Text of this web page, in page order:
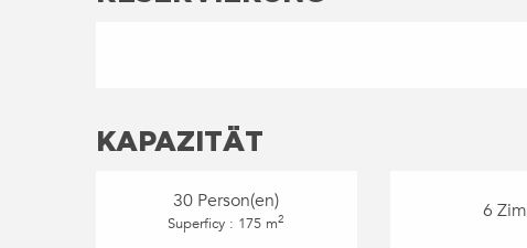
KAPAZITÄT
30 Person(en)
Superficy : 175 m2 6